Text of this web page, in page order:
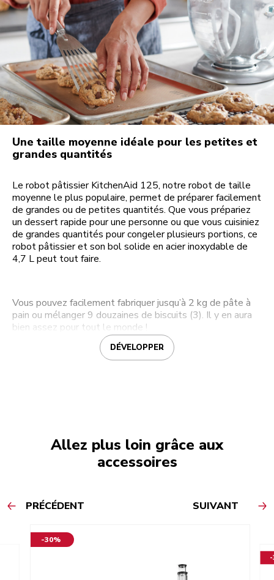
Une taille moyenne idéale pour les petites et
grandes quantités
Le robot pâtissier KitchenAid 125, notre robot de taille
moyenne le plus populaire, permet de préparer facilement
de grandes ou de petites quantités. Que vous prépariez
un dessert rapide pour une personne ou que vous cuisiniez
de grandes quantités pour congeler plusieurs portions, ce
robot pâtissier et son bol solide en acier inoxydable de
4,7 L peut tout faire.
Vous pouvez facilement fabriquer jusqu’à 2 kg de pâte à
pain ou mélanger 9 douzaines de biscuits (3). Il y en aura
bien assez pour tout le monde !
DÉVELOPPER
Allez plus loin grâce aux
accessoires
PRÉCÉDENT SUIVANT
-30%
-